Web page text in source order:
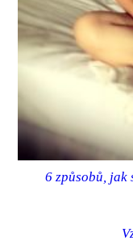
6 způsobů, jak